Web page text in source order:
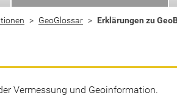
GeoGlossar Erklärungen zu
Vermessung und Geoinformation.